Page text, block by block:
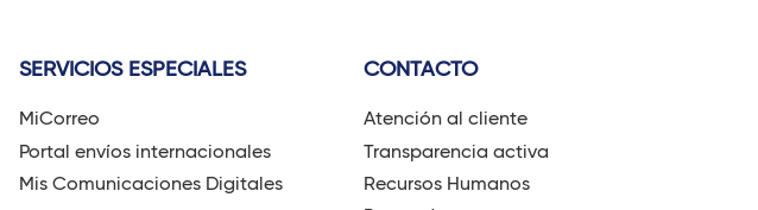
SERVICIOS ESPECIALES
MiCorreo
Portal envíos internacionales
Mis Comunicaciones Digitales
CONTACTO
Atención al cliente
Transparencia activa
Recursos Humanos